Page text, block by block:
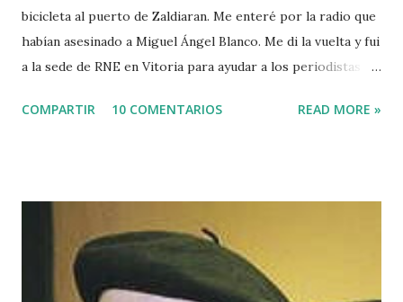
bicicleta al puerto de Zaldiaran. Me enteré por la radio que
habían asesinado a Miguel Ángel Blanco. Me di la vuelta y fui
a la sede de RNE en Vitoria para ayudar a los periodistas
pudiera ocurrir después de que se cumpliera el plazo de 48
Batasuna, Rufi Etxeberria, que hasta el año pasado fue
dirigente de Sortu. Tras aquel vil secuestro, las calles de
Euskadi dejaron de ser dominadas por ETA y su entorno
COMPARTIR 10 COMENTARIOS READ MORE »